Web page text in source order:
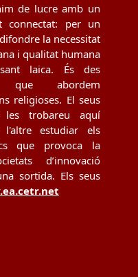
de lucre amb un
connectat: per un
la necessitat
i qualitat humana
laica. És des
que abordem
religioses. El seus
les trobareu aquí
estudiar els
que provoca la
d’innovació
sortida. Els seus